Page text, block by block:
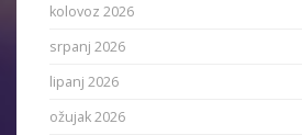
kolovoz 2026
srpanj 2026
lipanj 2026
ožujak 2026